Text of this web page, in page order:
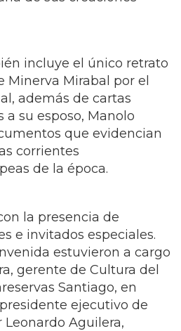
incluye el único retrato
Minerva Mirabal por el
además de cartas
su esposo, Manolo
que evidencian
corrientes
de la época.
la presencia de
e invitados especiales.
estuvieron a cargo
gerente de Cultura del
Santiago, en
ejecutivo de
Leonardo Aguilera,